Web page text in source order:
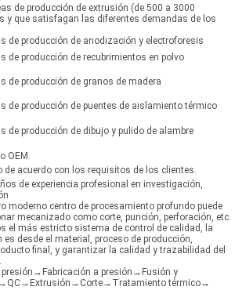
de producción de extrusión (de 500 a 3000
y que satisfagan las diferentes demandas de los
de producción de anodización y electroforesis
de producción de recubrimientos en polvo
de producción de granos de madera
de producción de puentes de aislamiento térmico
de producción de dibujo y pulido de alambre
OEM.
de acuerdo con los requisitos de los clientes.
de experiencia profesional en investigación,
moderno centro de procesamiento profundo puede
mecanizado como corte, punción, perforación, etc.
el más estricto sistema de control de calidad, la
es desde el material, proceso de producción,
final, y garantizar la calidad y trazabilidad del
presión→Fabricación a presión→Fusión y
térmico→